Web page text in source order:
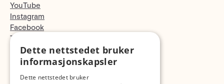
YouTube
Instagram
Facebook
TikTok
Fotopodden
Dette nettstedet bruker
informasjonskapsler
Dette nettstedet bruker